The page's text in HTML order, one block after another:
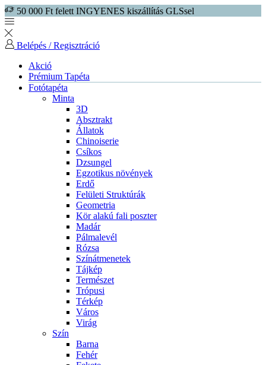
50 000 Ft felett INGYENES kiszállítás GLSsel
Belépés / Regisztráció
Akció
Prémium Tapéta
Fotótapéta
Minta
3D
Absztrakt
Állatok
Chinoiserie
Csíkos
Dzsungel
Egzotikus növények
Erdő
Felületi Struktúrák
Geometria
Kör alakú fali poszter
Madár
Pálmalevél
Rózsa
Színátmenetek
Tájkép
Természet
Trópusi
Térkép
Város
Virág
Szín
Barna
Fehér